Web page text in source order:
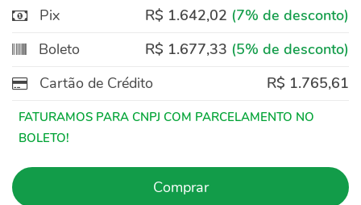
Pix R$ 1.642,02 (7% de desconto)
Boleto
R$ 1.677,33 (5% de desconto)
Cartão de Crédito
R$ 1.765,61
Comprar